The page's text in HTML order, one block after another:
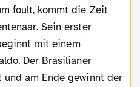
foult, kommt die Zeit
Sein erster
mit einem
Der Brasilianer
am Ende gewinnt der